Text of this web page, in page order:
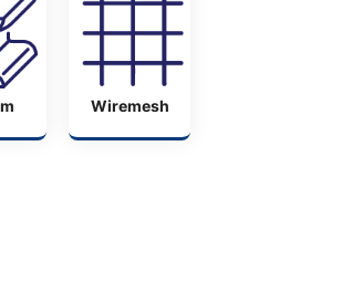
Wiremesh